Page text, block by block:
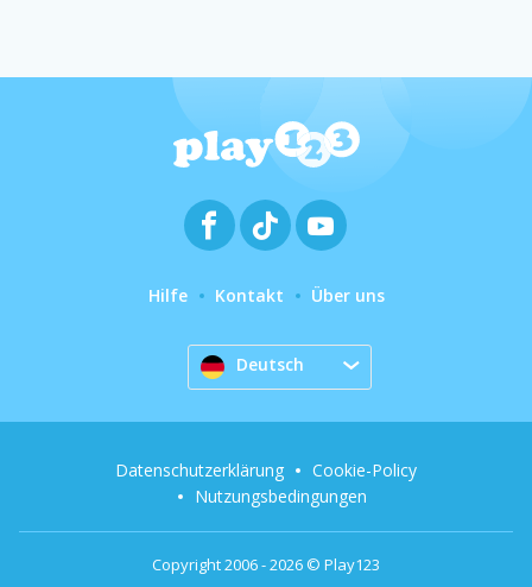
Hilfe Kontakt Über uns
Deutsch
Copyright 2006 - 2026 © Play123
Datenschutzerklärung
Cookie-Policy
Nutzungsbedingungen